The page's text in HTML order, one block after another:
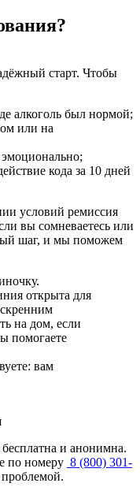
старт. Чтобы
алкоголь был нормой;
или на
эмоционально;
кода за 10 дней
условий ремиссия
вы сомневаетесь или
шаг, и мы поможем
открыта для
на дом, если
помогаете
вам
и анонимна.
по номеру 8 (800) 301-